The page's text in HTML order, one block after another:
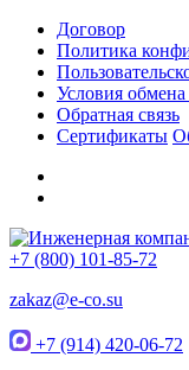
Договор
Политика
Условия обмена
Обратная связь
Сертификаты
+7 (800) 101-85-72
zakaz@e-co.su
+7 (914) 420-06-72